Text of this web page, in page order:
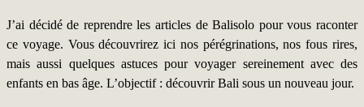
J’ai décidé de reprendre les articles de Balisolo pour vous raconter
ce voyage. Vous découvrirez ici nos pérégrinations, nos fous rires,
mais aussi quelques astuces pour voyager sereinement avec des
enfants en bas âge. L’objectif : découvrir Bali sous un nouveau jour.